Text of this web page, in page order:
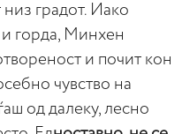
низ градот. Иако
и горда, Минхен
и почит кон
чувство на
од далеку, лесно